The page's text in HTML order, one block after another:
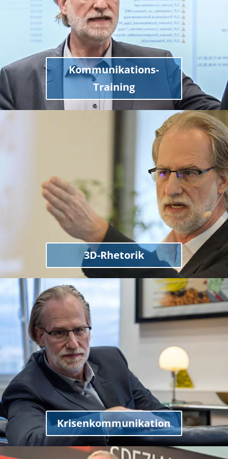
Kommunikations-
Training
3D-Rhetorik
Krisenkommunikation